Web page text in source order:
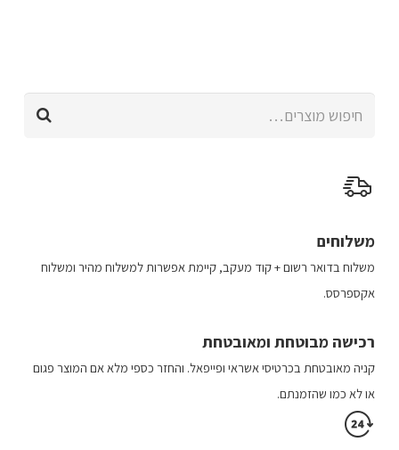
את
המוצר
משלוחים
משלוח​ ב​דואר רשום + קוד מעקב​​, קיימת אפשרות למשלוח מהיר​ ומשלוח
אקספרסס.
רכישה​ מבוטחת ​ומאובטחת
קניה מאובטחת בכרטיסי אשראי ופייפאל. והחזר כספי מלא אם המוצר פגום
או לא כמו שהזמנתם.